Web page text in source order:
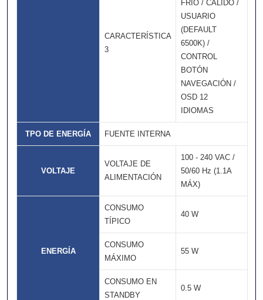
CARACTERÍSTICA
3
FRÍO / CÁLIDO /
USUARIO
(DEFAULT
6500K) /
CONTROL
BOTÓN
NAVEGACIÓN /
OSD 12
IDIOMAS
TPO DE ENERGÍA FUENTE INTERNA
VOLTAJE
VOLTAJE DE
ALIMENTACIÓN
100 - 240 VAC /
50/60 Hz (1.1A
MÁX)
ENERGÍA
CONSUMO
TÍPICO
40 W
CONSUMO
MÁXIMO
55 W
CONSUMO EN
STANDBY
0.5 W